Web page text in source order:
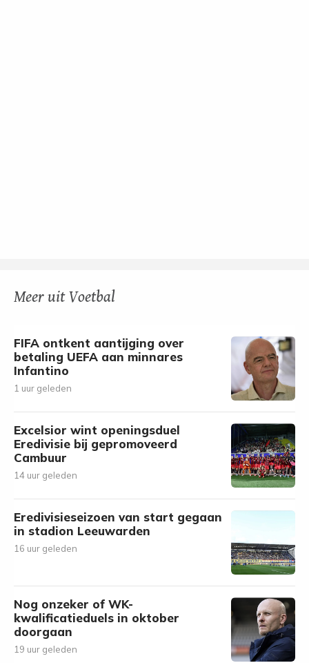
Meer uit Voetbal
FIFA ontkent aantijging over
betaling UEFA aan minnares
Infantino
1 uur geleden
Excelsior wint openingsduel
Eredivisie bij gepromoveerd
Cambuur
14 uur geleden
Eredivisieseizoen van start gegaan
in stadion Leeuwarden
16 uur geleden
Nog onzeker of WK-
kwalificatieduels in oktober
doorgaan
19 uur geleden